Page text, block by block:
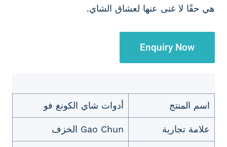
هي حقًا لا غنى عنها لعشاق الشاي.
Enquiry Now
اسم المنتج أدوات شاي الكونغ فو
علامة تجارية Gao Chun الخزف